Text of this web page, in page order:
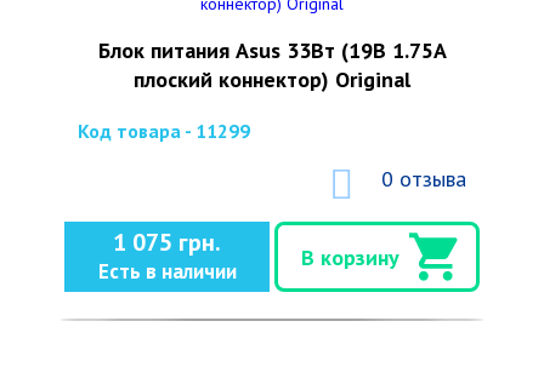
Блок питания Asus 33Вт (19В 1.75А
плоский коннектор) Original
Код товара - 11299
0 отзыва
1 075 грн.
Есть в наличии
В корзину